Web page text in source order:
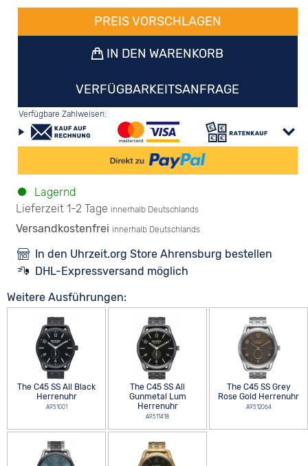
PREIS VORSCHLAGEN
IN DEN WARENKORB
VERFÜGBARKEITSANFRAGE
Verfügbare Zahlweisen:
Lagernd
Lieferzeit 1-2 Tage innerhalb Deutschlands
Versandkostenfrei innerhalb Deutschlands
In den Uhrzeit.org Store Ahrensburg bestellen
DHL-Expressversand möglich
Weitere Ausführungen:
The C45 SS All Black
Herrenuhr
A951001
The C45 SS All
Gunmetal Lum
Herrenuhr
A9511418
The C45 SS Grey
Rose Gold Herrenuhr
A9512064